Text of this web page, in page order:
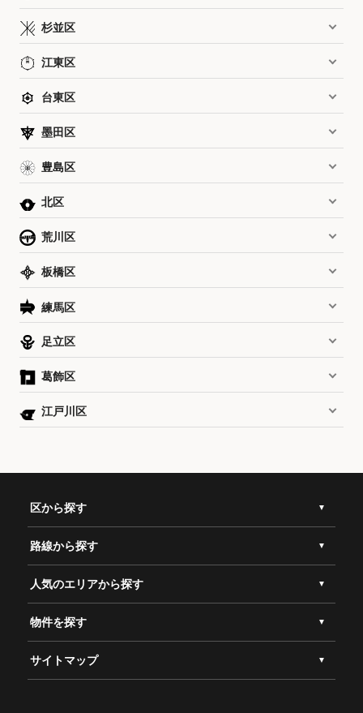
杉並区
江東区
台東区
墨田区
豊島区
北区
荒川区
板橋区
練馬区
足立区
葛飾区
江戸川区
区から探す
路線から探す
人気のエリアから探す
物件を探す
サイトマップ